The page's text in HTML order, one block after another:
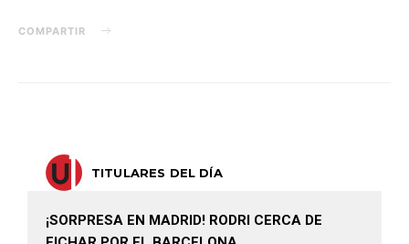
COMPARTIR
TITULARES DEL DÍA
¡SORPRESA EN MADRID! RODRI CERCA DE